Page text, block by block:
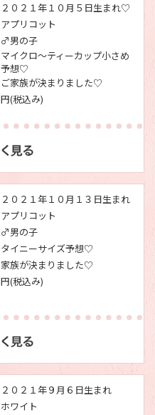
２０２１年１０月５日生まれ♡
アプリコット
♂男の子
マイクロ～ティーカップ小さめ
予想♡
ご家族が決まりました♡
円(税込み)
２０２１年１０月１３日生まれ
アプリコット
♂男の子
タイニーサイズ予想♡
家族が決まりました♡
円(税込み)
２０２１年９月６日生まれ
ホワイト